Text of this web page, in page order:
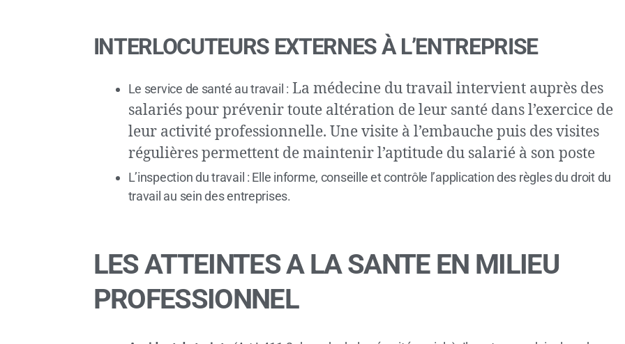
INTERLOCUTEURS EXTERNES À L’ENTREPRISE
Le service de santé au travail : La médecine du travail intervient auprès des
salariés pour prévenir toute altération de leur santé dans l’exercice de
leur activité professionnelle. Une visite à l’embauche puis des visites
régulières permettent de maintenir l’aptitude du salarié à son poste
L’inspection du travail : Elle informe, conseille et contrôle l’application des règles du droit du
travail au sein des entreprises.
LES ATTEINTES A LA SANTE EN MILIEU
PROFESSIONNEL